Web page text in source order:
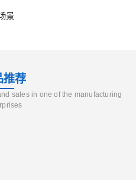
景
推荐
sales in one of the manufacturing